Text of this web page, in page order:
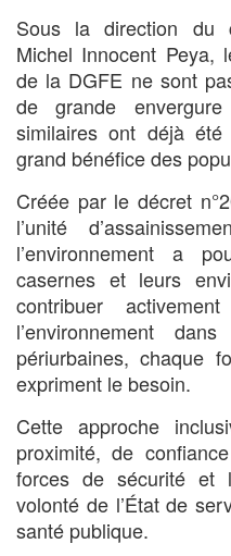
Sous la direction du
Michel Innocent Peya,
de la DGFE ne sont
de grande
similaires ont déjà
grand bénéfice des
Créée par le décret
l’unité
l’environnement a
casernes et leurs
contribuer
l’environnement
périurbaines, chaque
expriment le besoin.
Cette approche
proximité, de
forces de sécurité et
volonté de l’État de
santé publique.